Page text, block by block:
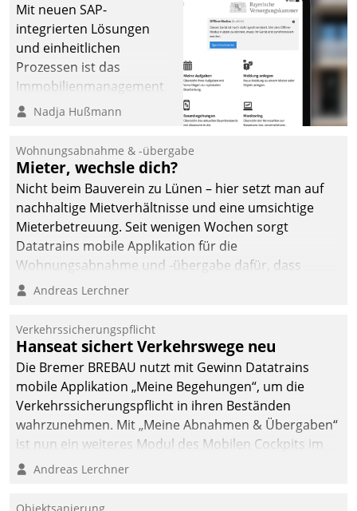
Mit neuen SAP-
integrierten Lösungen
und einheitlichen
Prozessen ist das
Immobilienmanagement
der Bayerischen
Ressort Kapitalanlage für
künftige Aufgaben und
Herausforderungen
gerüstet.
Nadja Hußmann
Wohnungsabnahme & -übergabe
Mieter, wechsle dich?
Nicht beim Bauverein zu Lünen – hier setzt man auf
nachhaltige Mietverhältnisse und eine umsichtige
Mieterbetreuung. Seit wenigen Wochen sorgt
Datatrains mobile Applikation für die
Wohnungsabnahme und -übergabe dafür, dass
Mieter wohlgeordnet kommen und, so es sein muss,
Andreas Lerchner
Verkehrssicherungspflicht
Hanseat sichert Verkehrswege neu
Die Bremer BREBAU nutzt mit Gewinn Datatrains
mobile Applikation „Meine Begehungen“, um die
Verkehrssicherungspflicht in ihren Beständen
wahrzunehmen. Mit „Meine Abnahmen & Übergaben“
ist nun ein weiteres Modul des Mobilen Cockpits im
Einsatz.
Andreas Lerchner
Objektsanierung